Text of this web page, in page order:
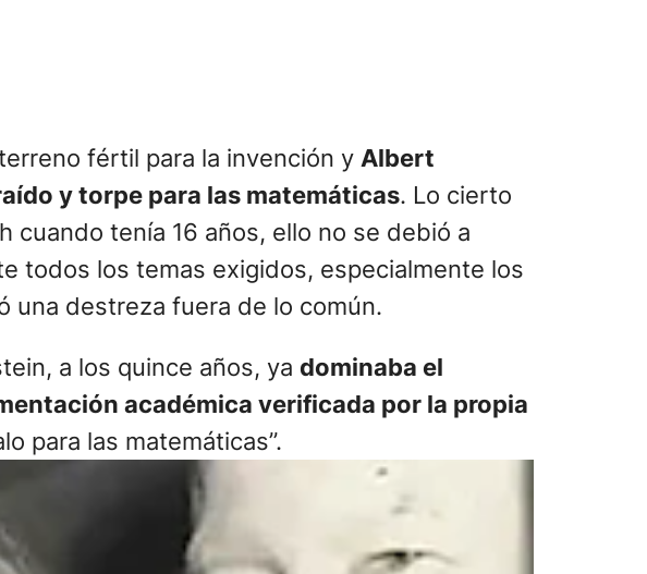
fértil para la invención y Albert
y torpe para las matemáticas. Lo cierto
cuando tenía 16 años, ello no se debió a
todos los temas exigidos, especialmente los
una destreza fuera de lo común.
a los quince años, ya dominaba el
académica verificada por la propia
para las matemáticas”.